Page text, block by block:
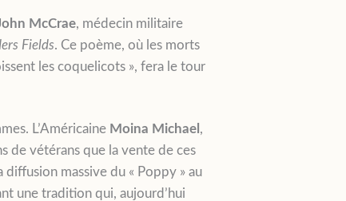
McCrae, médecin militaire
Fields. Ce poème, où les morts
les coquelicots », fera le tour
L’Américaine Moina Michael ,
de vétérans que la vente de ces
diffusion massive du « Poppy » au
une tradition qui, aujourd’hui